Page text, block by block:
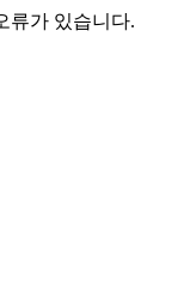
류가 있습니다.